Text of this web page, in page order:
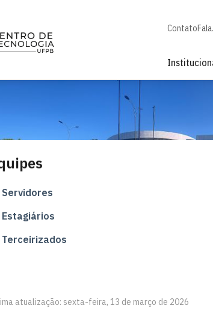
Contato
Servidores
Estagiários
Terceirizados
atualização: sexta-feira, 13 de março de 2026